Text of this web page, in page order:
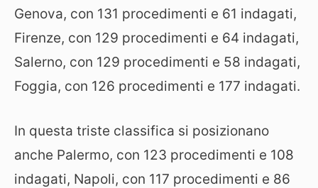
Genova, con 131 procedimenti e 61 indagati,
Firenze, con 129 procedimenti e 64 indagati,
Salerno, con 129 procedimenti e 58 indagati,
Foggia, con 126 procedimenti e 177 indagati.
In questa triste classifica si posizionano
anche Palermo, con 123 procedimenti e 108
indagati, Napoli, con 117 procedimenti e 86